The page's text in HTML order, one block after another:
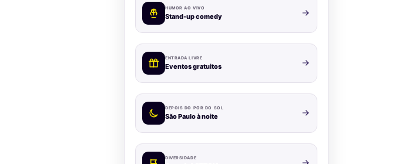
HUMOR AO VIVO
Stand-up comedy
ENTRADA LIVRE
Eventos gratuitos
DEPOIS DO PÔR DO SOL
São Paulo à noite
DIVERSIDADE